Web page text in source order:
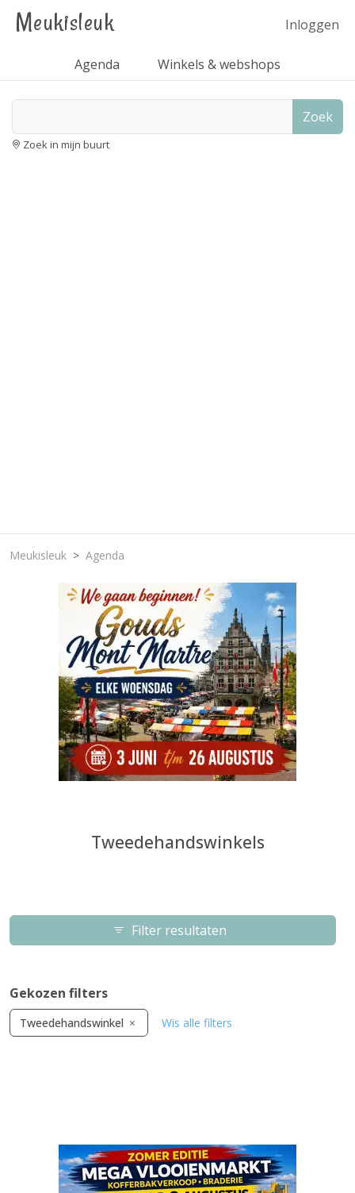
Meukisleuk Inloggen
Agenda Winkels & webshops
Zoek
Zoek in mijn buurt
Meukisleuk Agenda
Tweedehandswinkels
Filter resultaten
Gekozen filters
Tweedehandswinkel Wis alle filters